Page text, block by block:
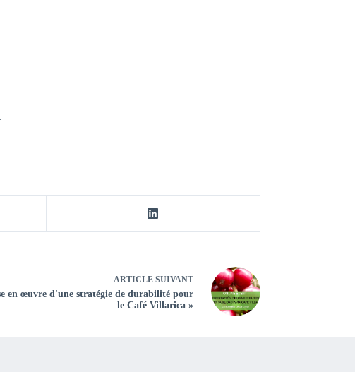
ARTICLESUIVANT
en œuvre d'une stratégie de durabilité pour
le Café Villarica »